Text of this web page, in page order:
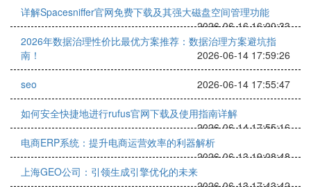
详解Spacesniffer官网免费下载及其强大磁盘空间管理功能
2026-06-16 16:00:33
2026年数据治理性价比最优方案推荐：数据治理方案避坑指
南！
2026-06-14 17:59:26
seo 2026-06-14 17:55:47
如何安全快捷地进行rufus官网下载及使用指南详解
2026-06-14 17:55:16
电商ERP系统：提升电商运营效率的利器解析
2026-06-13 19:08:48
上海GEO公司：引领生成引擎优化的未来
2026-06-13 17:43:42